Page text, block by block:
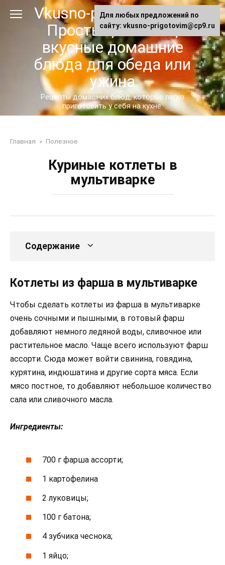
Vkusno-prigotovim.ru -
Простые, сытные,
вкусные домашние
блюда для обеда или
ужина
Рецепты домашних блюд, которые легко
приготовить у себя на кухне.
Главная » Полезное
Куриные котлеты в
мультиварке
Содержание
Котлеты из фарша в мультиварке
Чтобы сделать котлеты из фарша в мультиварке
очень сочными и пышными, в готовый фарш
добавляют немного ледяной воды, сливочное или
растительное масло. Чаще всего используют фарш
ассорти. Сюда может войти свинина, говядина,
курятина, индюшатина и другие сорта мяса. Если
мясо постное, то добавляют небольшое количество
сала или сливочного масла.
Ингредиенты:
700 г фарша ассорти;
1 картофелина
2 луковицы;
100 г батона;
4 зубчика чеснока;
1 яйцо;
Для любых предложений по
сайту: vkusno-prigotovim@cp9.ru